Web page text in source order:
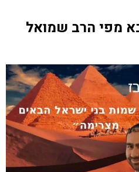
מפי הרב שמואל